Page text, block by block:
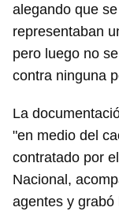
Guardar como
alegando que
representaban
pero luego no
contra ninguna
La
"en medio del
contratado por
Nacional,
agentes y